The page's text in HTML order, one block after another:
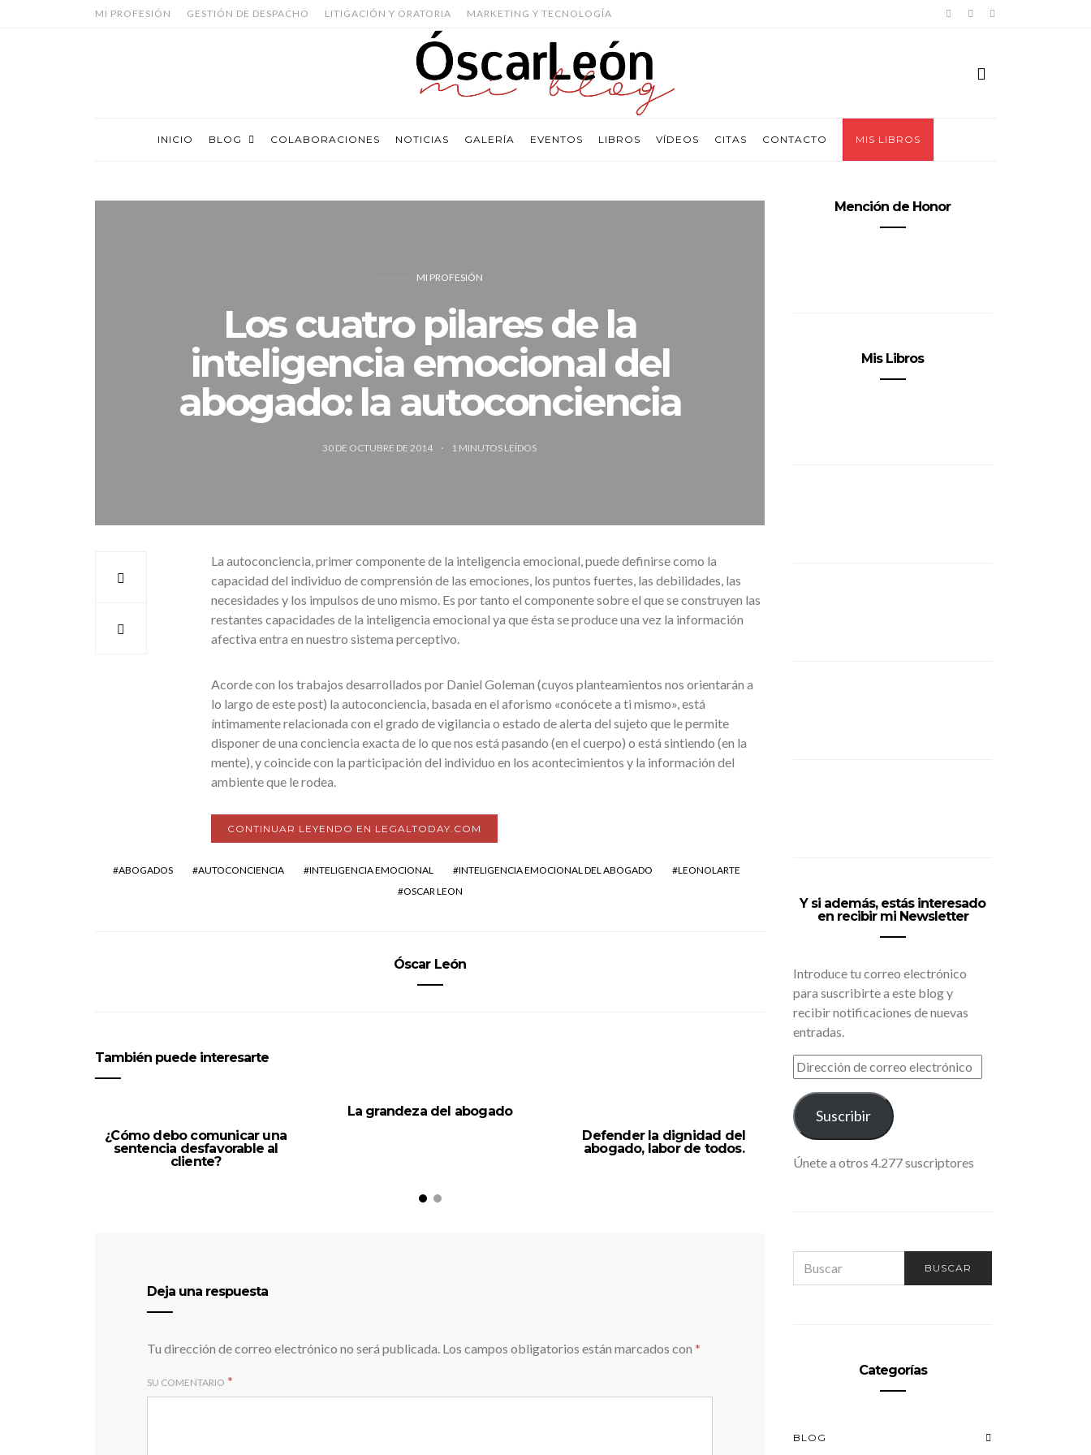
MI PROFESIÓN GESTIÓN DE DESPACHO LITIGACIÓN Y ORATORIA MARKETING Y TECNOLOGÍA
INICIO BLOG COLABORACIONES NOTICIAS GALERÍA EVENTOS LIBROS VÍDEOS CITAS CONTACTO MIS LIBROS
MI PROFESIÓN
Los cuatro pilares de la
inteligencia emocional del
abogado: la autoconciencia
30 DE OCTUBRE DE 2014 1 MINUTOS LEÍDOS
La autoconciencia, primer componente de la inteligencia emocional, puede definirse como la
capacidad del individuo de comprensión de las emociones, los puntos fuertes, las debilidades, las
necesidades y los impulsos de uno mismo. Es por tanto el componente sobre el que se construyen las
restantes capacidades de la inteligencia emocional ya que ésta se produce una vez la información
afectiva entra en nuestro sistema perceptivo.
Acorde con los trabajos desarrollados por Daniel Goleman (cuyos planteamientos nos orientarán a
lo largo de este post) la autoconciencia, basada en el aforismo «conócete a ti mismo», está
íntimamente relacionada con el grado de vigilancia o estado de alerta del sujeto que le permite
disponer de una conciencia exacta de lo que nos está pasando (en el cuerpo) o está sintiendo (en la
mente), y coincide con la participación del individuo en los acontecimientos y la información del
ambiente que le rodea.
CONTINUAR LEYENDO EN LEGALTODAY.COM
ABOGADOS AUTOCONCIENCIA INTELIGENCIA EMOCIONAL INTELIGENCIA EMOCIONAL DEL ABOGADO
LEONOLARTE
OSCAR LEON
Óscar León
También puede interesarte
¿Cómo debo comunicar una
sentencia desfavorable al
cliente?
La grandeza del abogado
Defender la dignidad del
abogado, labor de todos.
¿Qué preocupa al abogado
español en materia de
Deja una respuesta
Tu dirección de correo electrónico no será publicada. Los campos obligatorios están marcados con *
SU COMENTARIO *
Mención de Honor
Mis Libros
Y si además, estás interesado
en recibir mi Newsletter
Introduce tu correo electrónico
para suscribirte a este blog y
recibir notificaciones de nuevas
entradas.
DIRECCIÓN
DE
CORREO
ELECTRÓNICO
Suscribir
Únete a otros 4.277 suscriptores
FOR:
BUSCAR
Categorías
BLOG